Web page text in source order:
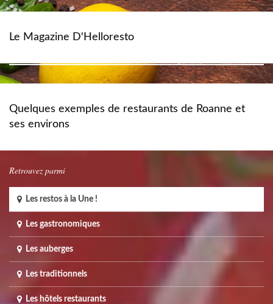
Le Magazine D'Helloresto
Quelques exemples de restaurants de Roanne et
ses environs
Retrouvez parmi
Les restos à la Une !
Les gastronomiques
Les auberges
Les traditionnels
Les hôtels restaurants